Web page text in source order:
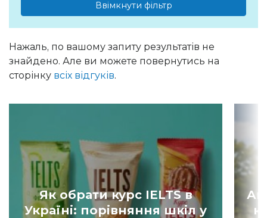
Ввімкнути фільтр
Нажаль, по вашому запиту результатів не
знайдено. Але ви можете повернутись на
сторінку всіх відгуків.
Як обрати курс IELTS в
Україні: порівняння шкіл у